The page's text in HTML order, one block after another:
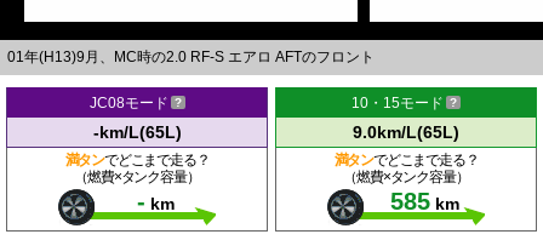
01年(H13)9月、MC時の2.0 RF-S エアロ AFTのフロント
JC08モード
-km/L(65L)
満タンでどこまで走る？
（燃費×タンク容量）
- km
10・15モード
9.0km/L(65L)
満タンでどこまで走る？
（燃費×タンク容量）
585 km